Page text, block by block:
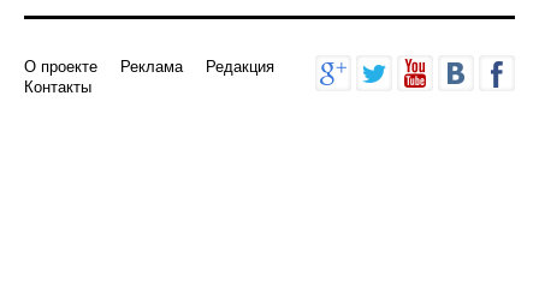
О проекте Реклама
Редакция
Контакты